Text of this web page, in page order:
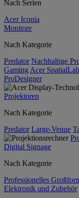
Nach Serien
Acer Iconia
Monitore
Nach Kategorie
Predator Nachhaltige
Gaming Acer
ProDesigner
Projektoren
Nach Kategorie
Predator Large-Venue
Digital Signage
Nach Kategorie
Professionelles
Elektronik und Zubehör